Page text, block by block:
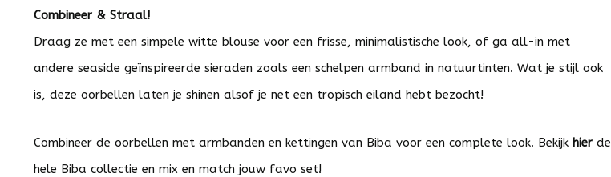
Combineer & Straal!
Draag ze met een simpele witte blouse voor een frisse, minimalistische look, of ga all-in met
andere seaside geïnspireerde sieraden zoals een schelpen armband in natuurtinten. Wat je stijl ook
is, deze oorbellen laten je shinen alsof je net een tropisch eiland hebt bezocht!
Combineer de oorbellen met armbanden en kettingen van Biba voor een complete look. Bekijk hier de
hele Biba collectie en mix en match jouw favo set!